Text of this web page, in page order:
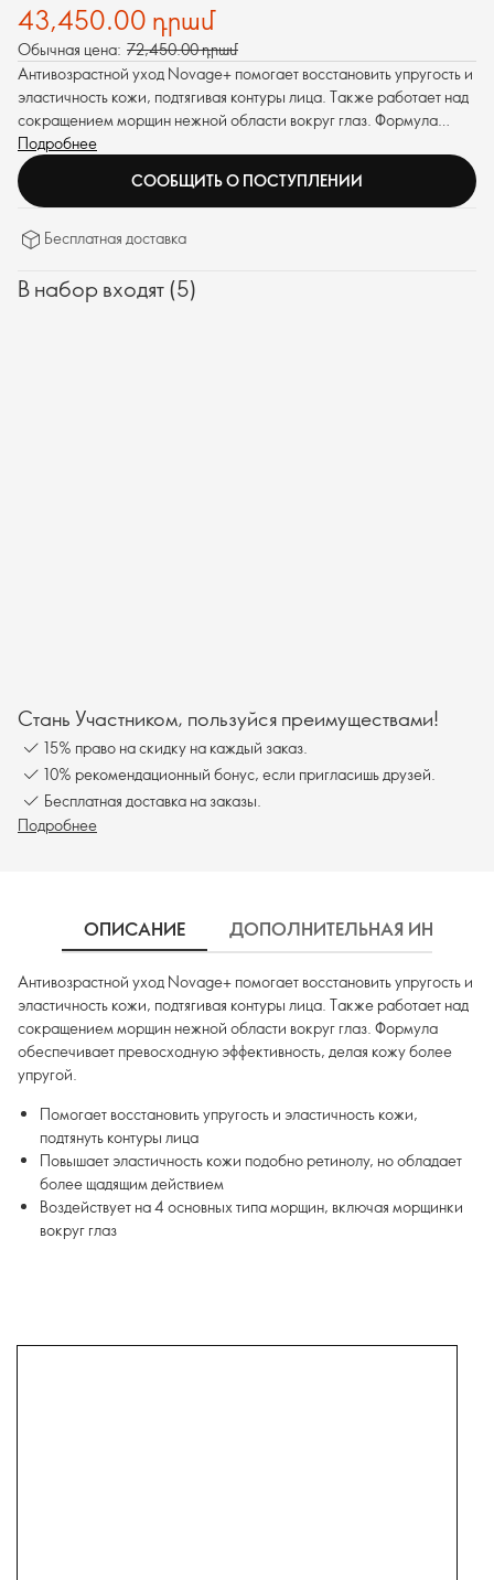
43,450.00 դրամ
Обычная цена: 72,450.00 դրամ
Антивозрастной уход Novage+ помогает восстановить упругость и
эластичность кожи, подтягивая контуры лица. Также работает над
сокращением морщин нежной области вокруг глаз. Формула
обеспечивает превосходную эффективность, делая кожу более
упругой.
Подробнее
СООБЩИТЬ О ПОСТУПЛЕНИИ
Бесплатная доставка
В набор входят (5)
Стань Участником, пользуйся преимуществами!
15% право на скидку на каждый заказ.
10% рекомендационный бонус, если пригласишь друзей.
Бесплатная доставка на заказы.
Подробнее
ОПИСАНИЕ ДОПОЛНИТЕЛЬНАЯ
Антивозрастной уход Novage+ помогает восстановить упругость и
эластичность кожи, подтягивая контуры лица. Также работает над
сокращением морщин нежной области вокруг глаз. Формула
обеспечивает превосходную эффективность, делая кожу более
упругой.
Помогает восстановить упругость и эластичность кожи,
подтянуть контуры лица
Повышает эластичность кожи подобно ретинолу, но обладает
более щадящим действием
Воздействует на 4 основных типа морщин, включая морщинки
вокруг глаз